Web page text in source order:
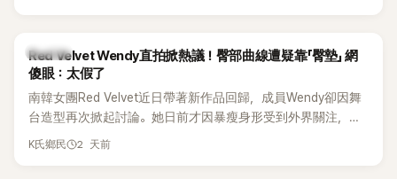
K-POP
Red Velvet Wendy直拍掀熱議！臀部曲線遭疑靠「臀墊」 網
傻眼：太假了
南韓女團Red Velvet近日帶著新作品回歸，成員Wendy卻因舞
台造型再次掀起討論。她日前才因暴瘦身形受到外界關注，又
被質疑在舞台上使用臀墊，如今最新打歌舞台曝光後，再度因
K氏鄉民 2 天前